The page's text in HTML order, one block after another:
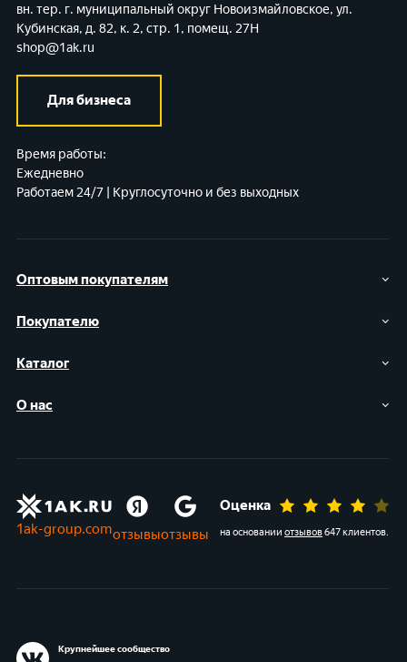
Оптовым покупателям
Покупателю
Каталог
О нас
вн. тер. г. муниципальный округ Новоизмайловское, ул.
Кубинская, д. 82, к. 2, стр. 1, помещ. 27Н
shop@1ak.ru
Для бизнеса
Время работы:
Ежедневно
Работаем 24/7 | Круглосуточно и без выходных
1ak-group.comотзывыотзывы
Оценка
на основании отзывов647 клиентов.
Крупнейшее сообщество